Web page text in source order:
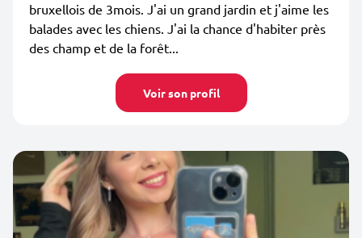
bruxellois de 3mois. J'ai un grand jardin et j'aime les
balades avec les chiens. J'ai la chance d'habiter près
des champ et de la forêt...
Voir son profil